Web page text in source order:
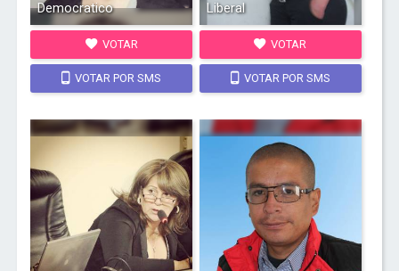
Democratico
VOTAR
VOTAR POR SMS
Liberal
VOTAR
VOTAR POR SMS